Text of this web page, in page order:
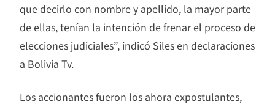
que decirlo con nombre y apellido, la mayor parte
de ellas, tenían la intención de frenar el proceso de
elecciones judiciales”, indicó Siles en declaraciones
a Bolivia Tv.
Los accionantes fueron los ahora expostulantes,